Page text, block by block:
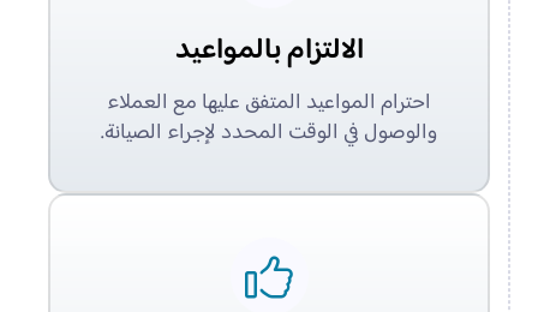
الالتزام بالمواعيد
احترام المواعيد المتفق عليها مع العملاء
والوصول في الوقت المحدد لإجراء الصيانة.